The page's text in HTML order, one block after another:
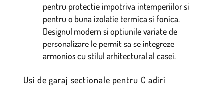
pentru protectie impotriva intemperiilor si
pentru o buna izolatie termica si fonica.
Designul modern si optiunile variate de
personalizare le permit sa se integreze
armonios cu stilul arhitectural al casei.
Usi de garaj sectionale pentru Cladiri